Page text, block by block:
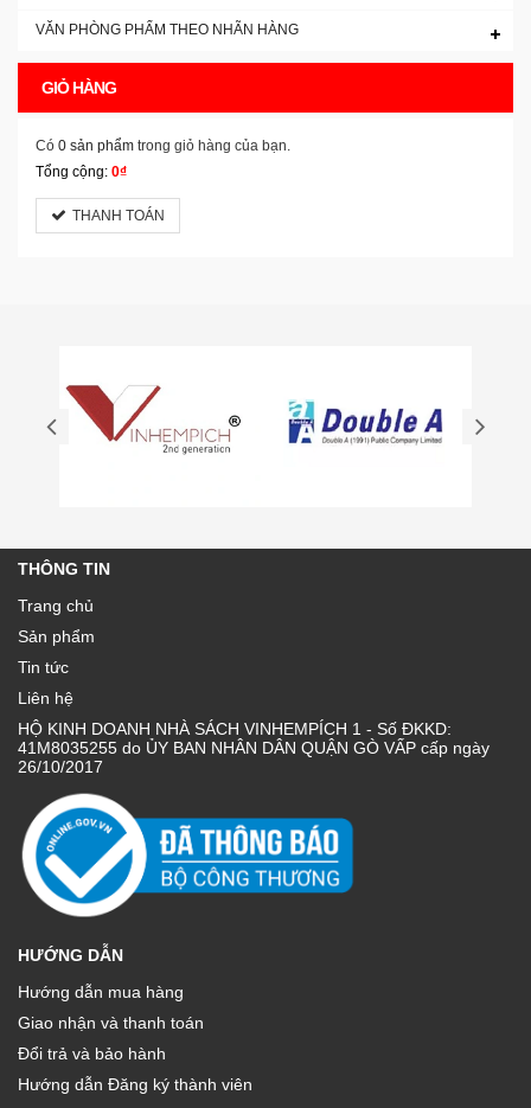
VĂN PHÒNG PHẨM THEO NHÃN HÀNG
GIỎ HÀNG
Có 0 sản phẩm trong giỏ hàng của bạn.
Tổng cộng: 0₫
THANH TOÁN
THÔNG TIN
Trang chủ
Sản phẩm
Tin tức
Liên hệ
HỘ KINH DOANH NHÀ SÁCH VINHEMPÍCH 1 - Số ĐKKD:
41M8035255 do ỦY BAN NHÂN DÂN QUẬN GÒ VẤP cấp ngày
26/10/2017
HƯỚNG DẪN
Hướng dẫn mua hàng
Giao nhận và thanh toán
Đổi trả và bảo hành
Hướng dẫn Đăng ký thành viên